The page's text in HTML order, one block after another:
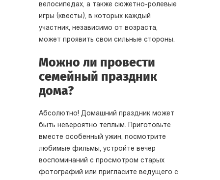
велосипедах, а также сюжетно-ролевые
игры (квесты), в которых каждый
участник, независимо от возраста,
может проявить свои сильные стороны.
Можно ли провести
семейный праздник
дома?
Абсолютно! Домашний праздник может
быть невероятно теплым. Приготовьте
вместе особенный ужин, посмотрите
любимые фильмы, устройте вечер
воспоминаний с просмотром старых
фотографий или пригласите ведущего с